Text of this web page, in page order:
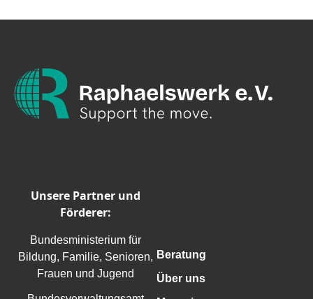
Unsere Partner und
Förderer:
Bundesministerium für
Bildung, Familie, Senioren,
Frauen und Jugend
Beratung
Über uns